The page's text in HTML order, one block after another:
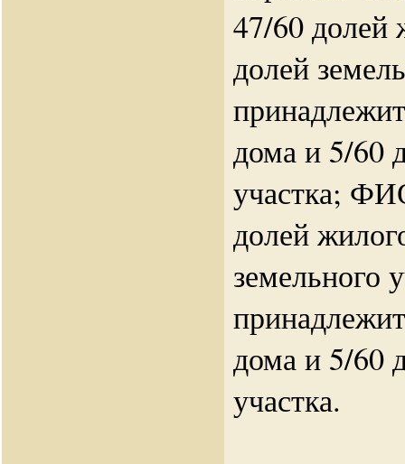
47/60 долей
долей
дома и 5/60
участка;
долей
земельного
дома и 5/60
участка.